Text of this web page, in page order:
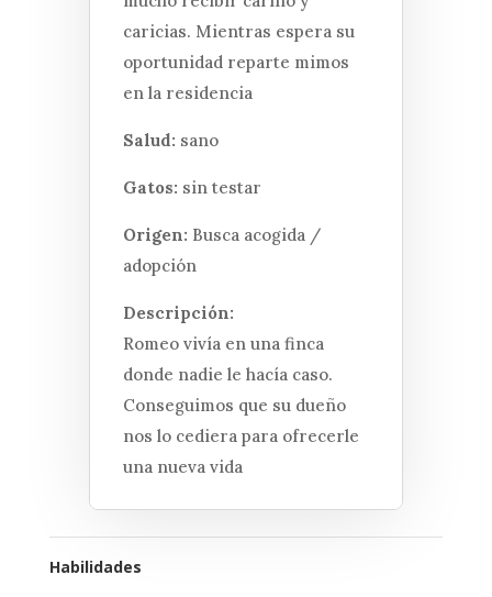
caricias. Mientras espera su
oportunidad reparte mimos
en la residencia
Salud: sano
Gatos: sin testar
Origen: Busca acogida /
adopción
Descripción:
Romeo vivía en una finca
donde nadie le hacía caso.
Conseguimos que su dueño
nos lo cediera para ofrecerle
una nueva vida
Habilidades